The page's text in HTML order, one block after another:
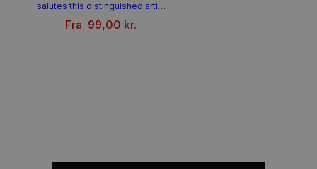
salutes this distinguished artist
– Saul Bass
Fra 99,00 kr.